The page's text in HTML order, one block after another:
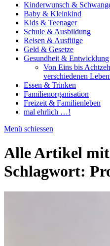
Kinderwunsch &
Baby & Kleinkind
Kids & Teenager
Schule & Ausbildung
Reisen & Ausflüge
Geld & Gesetze
Gesundheit & Entwicklung
Von Eins bis
verschiedenen
Essen & Trinken
Familienorganisation
Freizeit & Familienleben
mal ehrlich …!
Menü schiessen
Alle Artikel
Schlagwort: